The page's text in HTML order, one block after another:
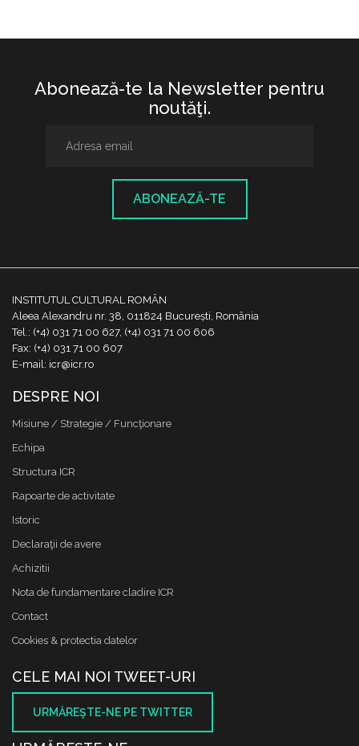
Abonează-te la Newsletter pentru
noutăţi.
ABONEAZĂ-TE
INSTITUTUL CULTURAL ROMÂN
Aleea Alexandru nr. 38, 011824 București, România
Tel.: (+4) 031 71 00 627, (+4) 031 71 00 606
Fax: (+4) 031 71 00 607
E-mail: icr@icr.ro
DESPRE NOI
Misiune / Strategie / Funcţionare
Echipa
Structura ICR
Rapoarte de activitate
Istoric
Declaraţii de avere
Achizitii
Nota de fundamentare cladire ICR
Contact
Cookies & protectia datelor
CELE MAI NOI TWEET-URI
URMĂREŞTE-NE PE TWITTER